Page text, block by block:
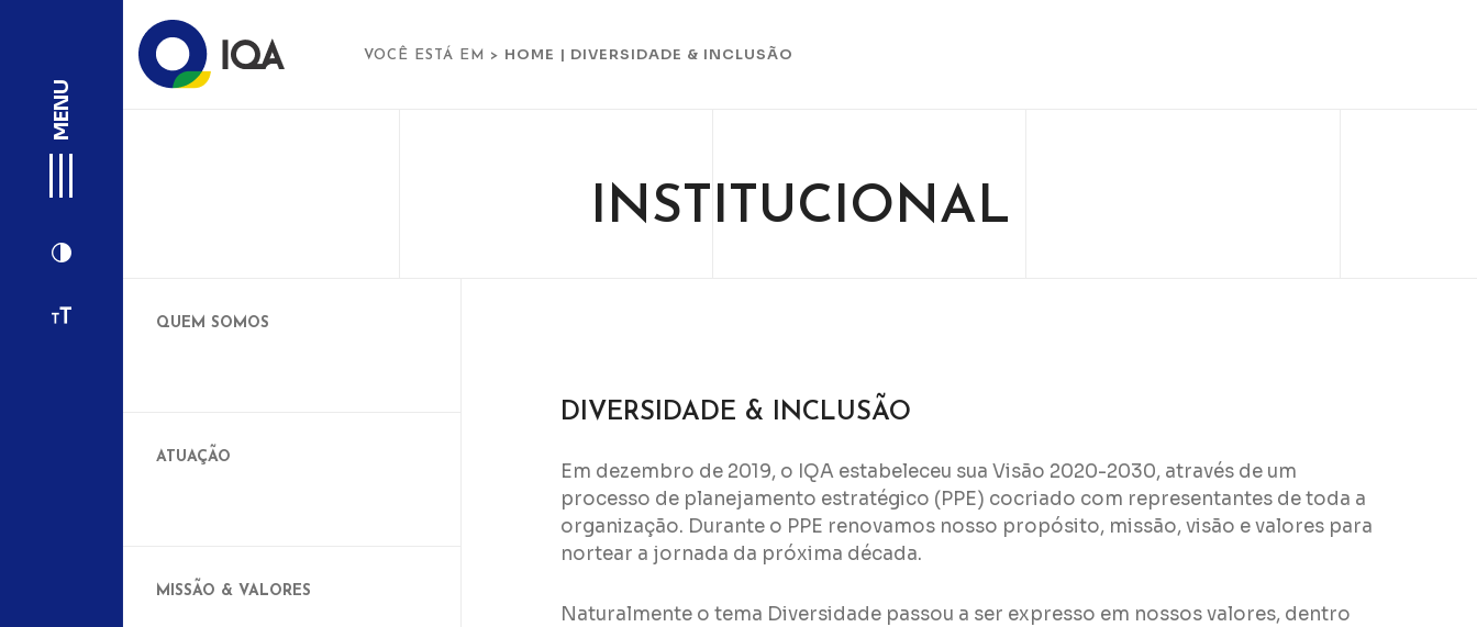
MENU
VOCÊ ESTÁ EM > HOME | DIVERSIDADE & INCLUSÃO
INSTITUCIONAL
QUEM SOMOS
ATUAÇÃO
MISSÃO & VALORES
DIVERSIDADE & INCLUSÃO
Em dezembro de 2019, o IQA estabeleceu sua Visão 2020-2030, através de um
processo de planejamento estratégico (PPE) cocriado com representantes de toda a
organização. Durante o PPE renovamos nosso propósito, missão, visão e valores para
nortear a jornada da próxima década.
Naturalmente o tema Diversidade passou a ser expresso em nossos valores, dentro